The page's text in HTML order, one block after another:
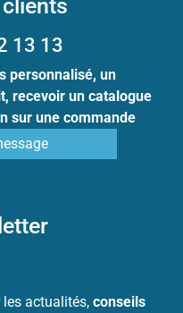
13 13
personnalisé, un
recevoir un catalogue
sur une commande
actualités, conseils